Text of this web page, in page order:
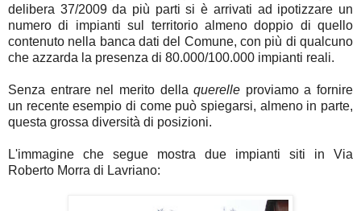
delibera 37/2009 da più parti si è arrivati ad ipotizzare un
numero di impianti sul territorio almeno doppio di quello
contenuto nella banca dati del Comune, con più di qualcuno
che azzarda la presenza di 80.000/100.000 impianti reali.
Senza entrare nel merito dellaquerelle proviamo a fornire
un recente esempio di come può spiegarsi, almeno in parte,
questa grossa diversità di posizioni.
L'immagine che segue mostra due impianti siti in Via
Roberto Morra di Lavriano: